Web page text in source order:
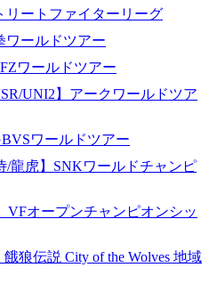
リートファイターリーグ
ワールドツアー
ワールドツアー
UNI2】アークワールドツア
ワールドツアー
/龍虎】SNKワールドチャンピ
VFオープンチャンピオンシッ
餓狼伝説 City of the Wolves 地域